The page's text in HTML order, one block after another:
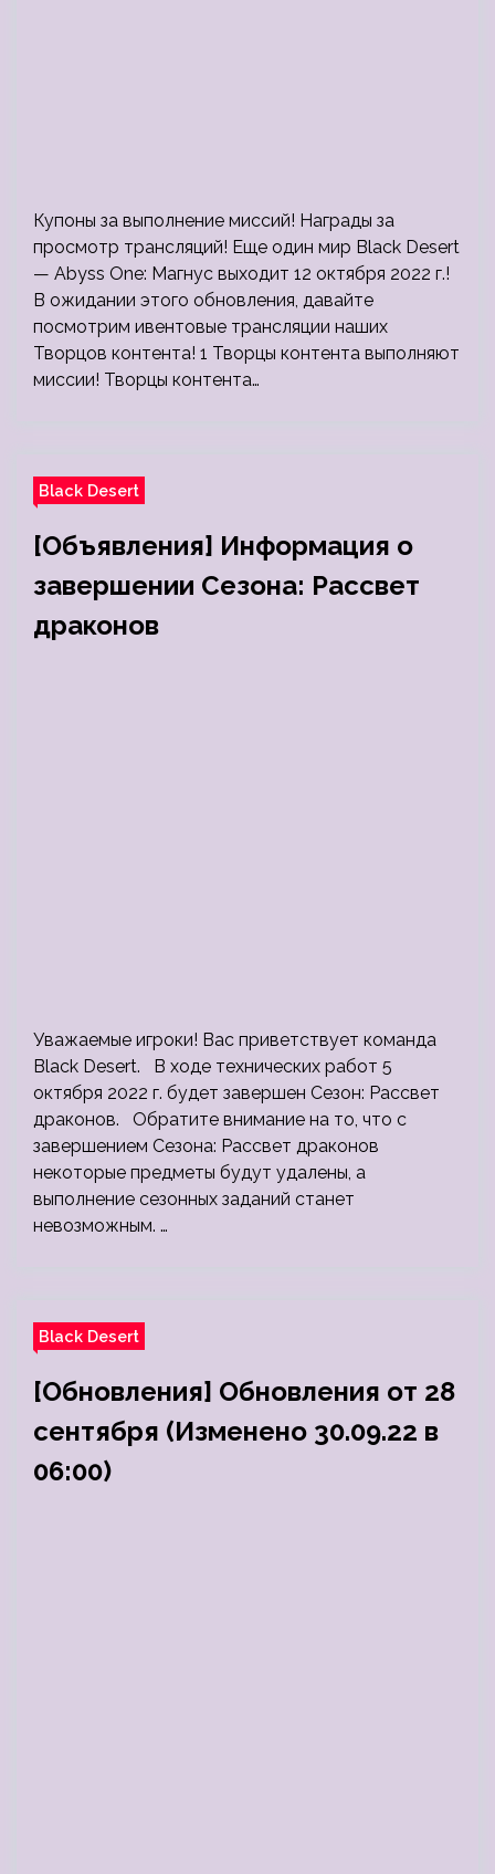
Купоны за выполнение миссий! Награды за
просмотр трансляций! Еще один мир Black Desert
— Abyss One: Магнус выходит 12 октября 2022 г.!
В ожидании этого обновления, давайте
посмотрим ивентовые трансляции наших
Творцов контента! 1 Творцы контента выполняют
миссии! Творцы контента…
Black Desert
[Объявления] Информация о
завершении Сезона: Рассвет
драконов
Уважаемые игроки! Вас приветствует команда
Black Desert. В ходе технических работ 5
октября 2022 г. будет завершен Сезон: Рассвет
драконов. Обратите внимание на то, что с
завершением Сезона: Рассвет драконов
некоторые предметы будут удалены, а
выполнение сезонных заданий станет
невозможным. …
Black Desert
[Обновления] Обновления от 28
сентября (Изменено 30.09.22 в
06:00)